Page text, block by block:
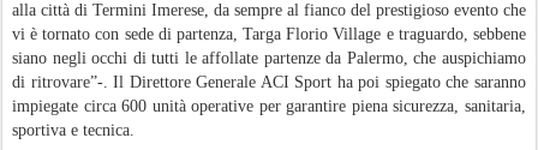
alla città di Termini Imerese, da sempre al fianco del prestigioso evento che
vi è tornato con sede di partenza, Targa Florio Village e traguardo, sebbene
siano negli occhi di tutti le affollate partenze da Palermo, che auspichiamo
di ritrovare”-. Il Direttore Generale ACI Sport ha poi spiegato che saranno
impiegate circa 600 unità operative per garantire piena sicurezza, sanitaria,
sportiva e tecnica.